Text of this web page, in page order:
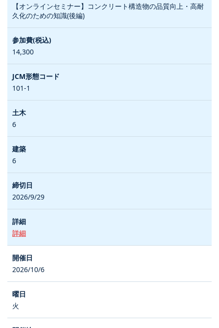
【オンラインセミナー】コンクリート構造物の品質向上・高耐
久化のための知識(後編)
14,300
101-1
6
6
2026/9/29
詳細
2026/10/6
火